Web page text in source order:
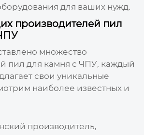
для ваших нужд.
производителей пил
множество
пил для камня с ЧПУ, каждый
свои уникальные
наиболее известных и
производитель,